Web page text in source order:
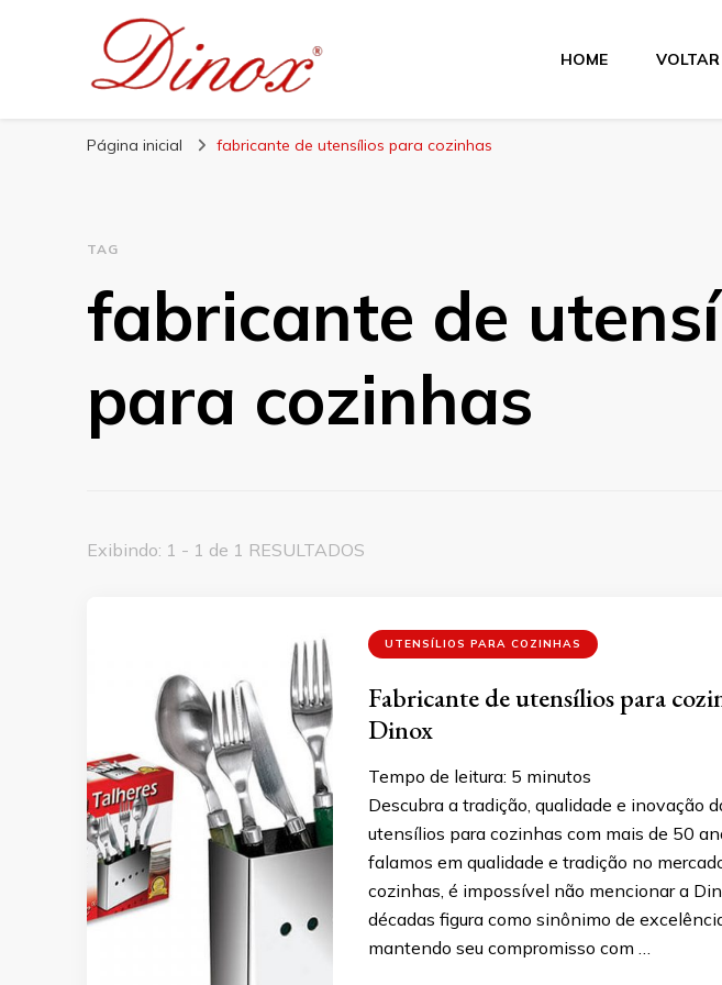
Blog Dinox
HOME
Página inicial fabricante de utensílios para cozinhas
TAG
fabricante de
para cozinhas
Exibindo: 1 - 1 de 1 RESULTADOS
UTENSÍLIOS PARA COZINHAS
Fabricante de utensílios para
Dinox
Tempo de leitura: 5 minutos
Descubra a tradição, qualidade e inovação
utensílios para cozinhas com mais de 50
falamos em qualidade e tradição no
cozinhas, é impossível não mencionar a
décadas figura como sinônimo de
mantendo seu compromisso com …